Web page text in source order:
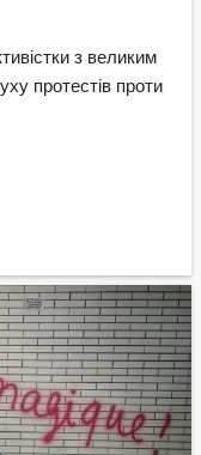
з великим
протестів проти